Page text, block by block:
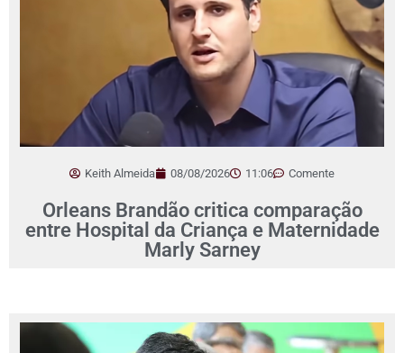
Keith Almeida 08/08/2026 11:06 Comente
Orleans Brandão critica comparação
entre Hospital da Criança e Maternidade
Marly Sarney